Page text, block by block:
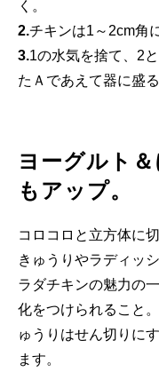
く。
2.チキンは1～2cm角
3.1の水気を捨て、2
たＡであえて器に盛る
ヨーグルト
もアップ。
コロコロと立方体に
きゅうりやラディッ
ラダチキンの魅力の
化をつけられること
ゅうりはせん切りに
ます。